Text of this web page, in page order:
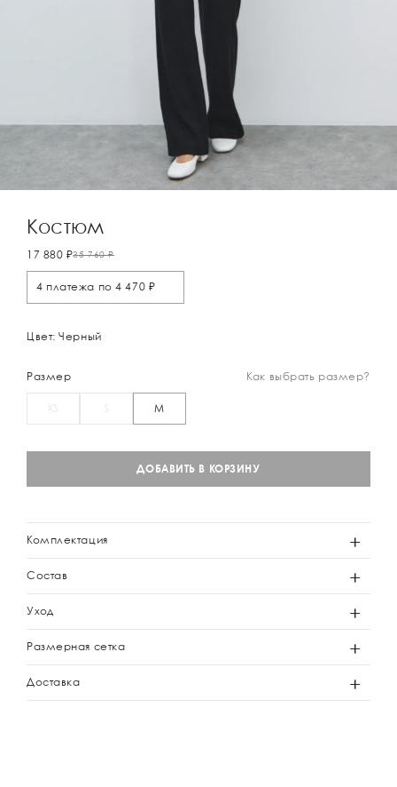
Костюм
17 880 ₽35 760 ₽
4 платежа по 4 470 ₽
Цвет: Черный
Размер Как выбрать размер?
M
ДОБАВИТЬ В КОРЗИНУ
Комплектация
Состав
Уход
Размерная сетка
Доставка